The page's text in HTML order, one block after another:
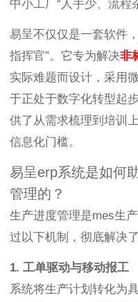
中小工厂“人手少、流程
易呈不仅仅是一套软件
指挥官”。它专为解决非
实际难题而设计，采用
于正处于数字化转型起
供了从需求梳理到培训
信息化门槛。
易呈erp系统是如何
管理的？
生产进度管理是mes生
过以下机制，彻底解决
1. 工单驱动与移动报工
系统将生产计划转化为